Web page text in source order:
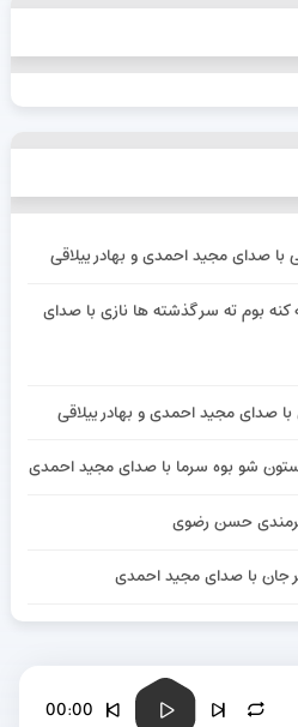
صدای مجید احمدی و بهادر ییلاقی
بوم ته سر گذشته ها نازی با صدای
صدای مجید احمدی و بهادر ییلاقی
شو بوه سرما با صدای مجید احمدی
حسن رضوی
جان با صدای مجید احمدی
00:00